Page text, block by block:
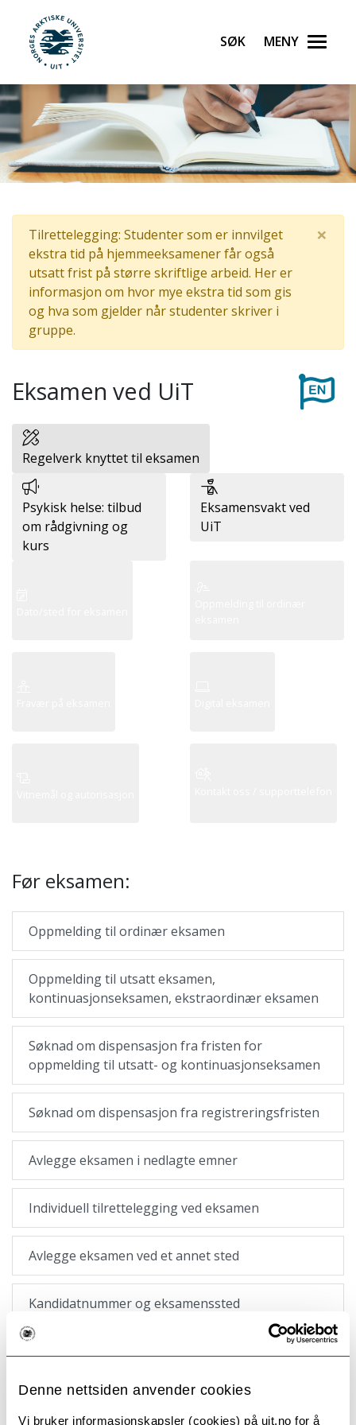
Denne nettsiden anvender cookies
Vi bruker informasjonskapsler (cookies) på uit.no for å
Gå til hovedinnhold
UiT Norges arktiske universitet
Søk Meny
Tilrettelegging: Studenter som er innvilget
ekstra tid på hjemmeeksamener får også
utsatt frist på større skriftlige arbeid. Her er
informasjon om hvor mye ekstra tid som gis
og hva som gjelder når studenter skriver i
gruppe.
×
Eksamen ved UiT
Regelverk knyttet til eksamen
Psykisk helse: tilbud
om rådgivning og
kurs
Eksamensvakt ved
UiT
Før eksamen:
Oppmelding til ordinær eksamen
Oppmelding til utsatt eksamen,
kontinuasjonseksamen, ekstraordinær eksamen
Søknad om dispensasjon fra fristen for
oppmelding til utsatt- og kontinuasjonseksamen
Søknad om dispensasjon fra registreringsfristen
Avlegge eksamen i nedlagte emner
Individuell tilrettelegging ved eksamen
Avlegge eksamen ved et annet sted
Kandidatnummer og eksamenssted
Antall forsøk på eksamen